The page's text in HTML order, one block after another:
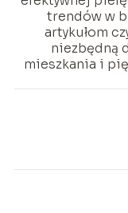
trendów w
artykułom
niezbędną
mieszkania i